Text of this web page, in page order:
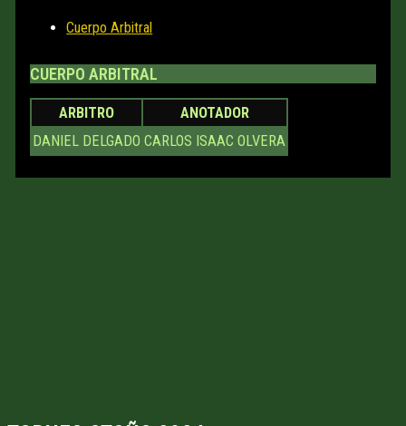
Cuerpo Arbitral
CUERPO ARBITRAL
ARBITRO
ANOTADOR
DANIEL DELGADO CARLOS ISAAC OLVERA